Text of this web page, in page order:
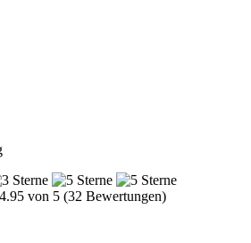
von 5 (32 Bewertungen)